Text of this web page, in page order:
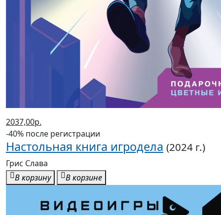
2037,00р.
-40% после регистрации
Настольная книга игродела (2024 г.)
Грис Слава
В корзину
В корзине